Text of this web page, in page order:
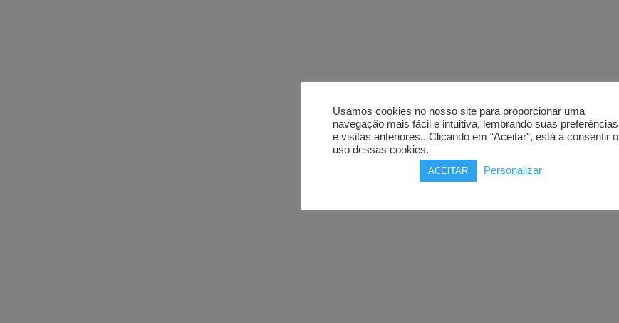
Usamos cookies no nosso site para proporcionar uma
navegação mais fácil e intuitiva, lembrando suas preferências
e visitas anteriores.. Clicando em “Aceitar”, está a consentir o
uso dessas cookies.
ACEITAR Personalizar